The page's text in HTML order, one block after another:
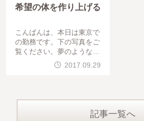
希望の体を作り上げる
こんばんは、本日は東京で
の勤務です。下の写真をご
覧ください。夢のような肉
体美ですよね。 我々は、
『４Dスカルプト・TOT
2017.09.29
記事一覧へ